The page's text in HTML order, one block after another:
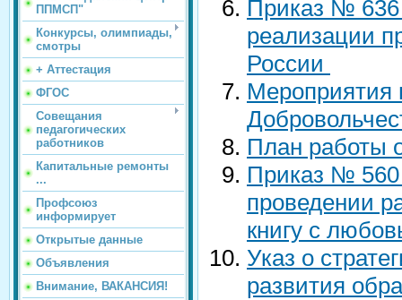
ППМСП"
Конкурсы, олимпиады,
смотры
+ Аттестация
ФГОС
Совещания
педагогических
работников
Капитальные ремонты
...
Профсоюз
информирует
Открытые данные
Объявления
Внимание, ВАКАНСИЯ!
Приказ № 636
реализации
России
Мероприятия
План работы
Приказ № 560
проведении
книгу с
Указ о
развития